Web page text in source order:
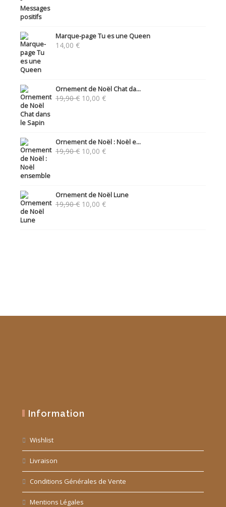
Marque-page Tu es une Queen
14,00 €
Ornement de Noël Chat da...
19,90€ Le
10,00 €Le
Ornement de Noël : Noël e...
19,90€ Le
10,00 €Le
Ornement de Noël Lune
19,90€ Le
10,00 €Le
Information
Wishlist
Livraison
Conditions Générales de Vente
Mentions Légales